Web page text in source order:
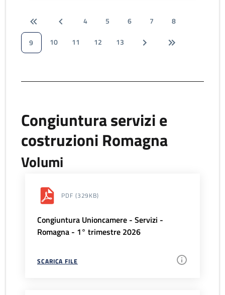
4 5 6 7
8
9
10 11 12 13
Congiuntura servizi e
costruzioni Romagna
Volumi
PDF (329KB)
Congiuntura Unioncamere - Servizi -
Romagna - 1° trimestre 2026
SCARICA FILE